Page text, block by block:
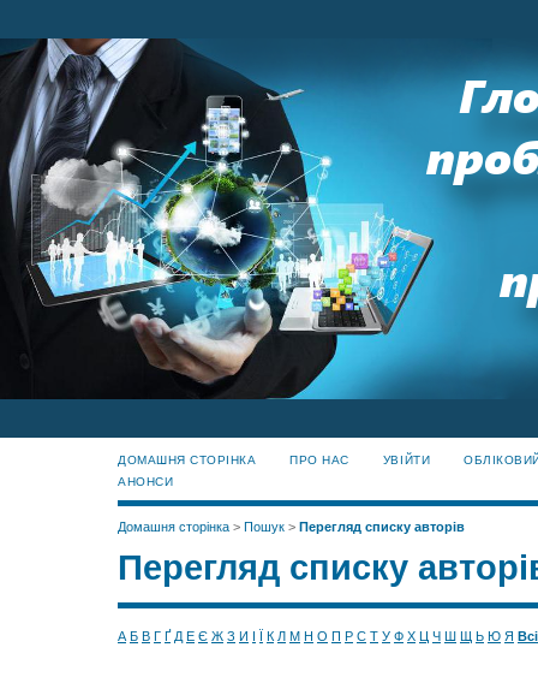
ДОМАШНЯ СТОРІНКА ПРО НАС УВІЙТИ
АНОНСИ
Домашня сторінка > Пошук > Перегляд списку авторів
Перегляд списку
А Б В Г Ґ Д Е Є Ж З И І Ї К Л М Н О П Р С Т У Ф Х Ц Ч Ш Щ Ь Ю Я Всі